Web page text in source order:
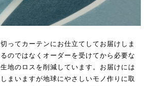
ってカーテンにお仕立てしてお届けしま
のではなくオーダーを受けてから必要な
地のロスを削減しています。お届けには
まいますが地球にやさしいモノ作りに取